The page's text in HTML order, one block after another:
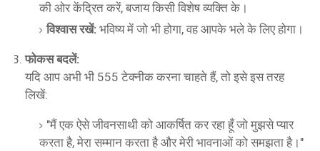
की ओर केंद्रित करें, बजाय किसी विशेष व्यक्ति के।
विश्वास रखें: भविष्य में जो भी होगा, वह आपके भले के लिए होगा।
फोकस बदलें:
यदि आप अभी भी 555 टेक्नीक करना चाहते हैं, तो इसे इस तरह
लिखें:
"मैं एक ऐसे जीवनसाथी को आकर्षित कर रहा हूँ जो मुझसे प्यार
करता है, मेरा सम्मान करता है और मेरी भावनाओं को समझता है।"